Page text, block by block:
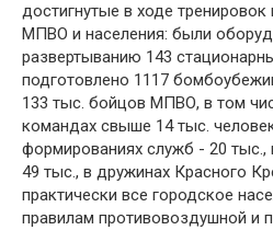
достигнутые в ходе
МПВО и населения: были
развертыванию 143
подготовлено 1117
133 тыс. бойцов МПВО, в том
командах свыше 14 тыс.
формированиях служб - 20 тыс.,
49 тыс., в дружинах Красного
практически все городское
правилам противовоздушной и